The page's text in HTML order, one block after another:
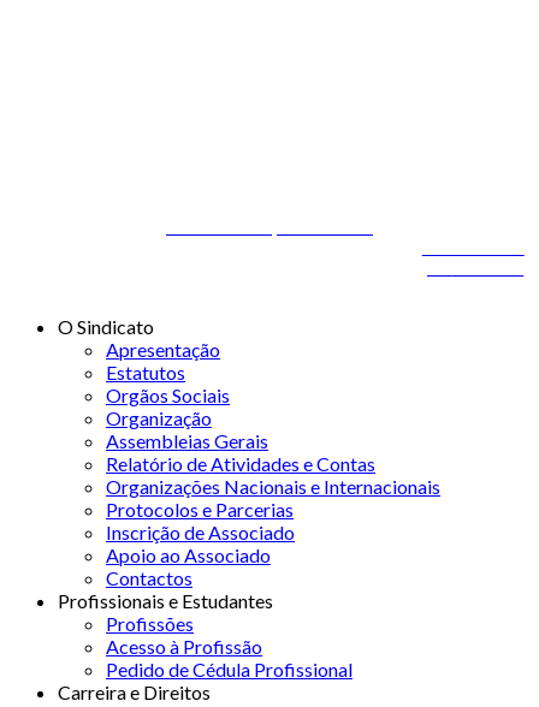
O Sindicato
Apresentação
Estatutos
Orgãos Sociais
Organização
Assembleias Gerais
Relatório de Atividades e Contas
Organizações Nacionais e Internacionais
Protocolos e Parcerias
Inscrição de Associado
Apoio ao Associado
Contactos
Profissionais e Estudantes
Profissões
Acesso à Profissão
Pedido de Cédula Profissional
Carreira e Direitos